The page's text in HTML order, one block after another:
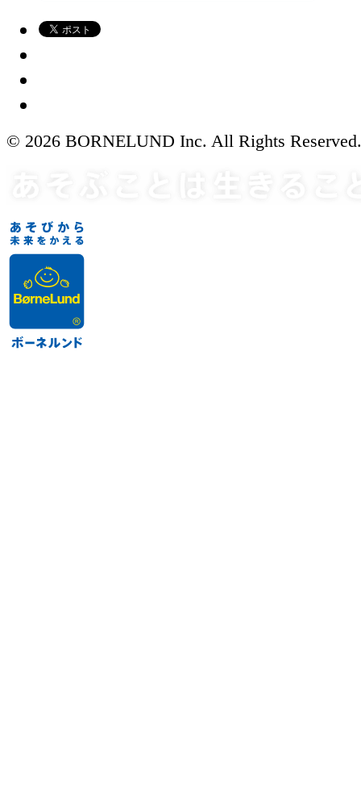
© 2026 BORNELUND Inc. All Rights Reserved.